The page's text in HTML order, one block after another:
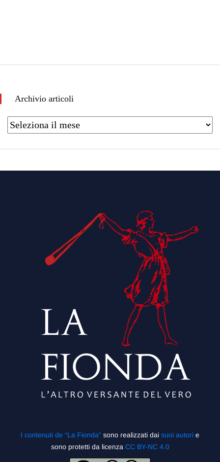
Archivio articoli
I contenuti de “La Fionda” sono realizzati dai suoi autori e
sono protetti da licenza CC BY-NC 4.0